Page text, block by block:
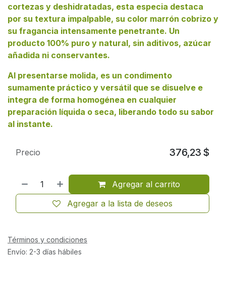
cortezas y deshidratadas, esta especia destaca
por su textura impalpable, su color marrón cobrizo y
su fragancia intensamente penetrante. Un
producto 100% puro y natural, sin aditivos, azúcar
añadida ni conservantes.
Al presentarse molida, es un condimento
sumamente práctico y versátil que se disuelve e
integra de forma homogénea en cualquier
preparación líquida o seca, liberando todo su sabor
al instante.
Agregar al carrito
Agregar a la lista de deseos
Precio 376,23 $
Términos y condiciones
Envío: 2-3 días hábiles